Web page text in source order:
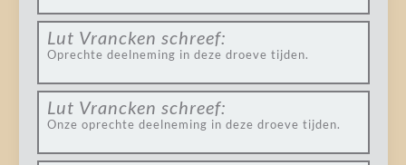
Lut Vrancken schreef:
Oprechte deelneming in deze droeve tijden.
Lut Vrancken schreef:
Onze oprechte deelneming in deze droeve tijden.